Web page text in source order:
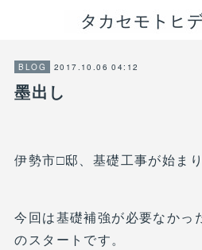
BLOG 2017.10.06 04:12
墨出し
伊勢市□邸、基礎工事が始まり
今回は基礎補強が必要なかっ
のスタートです。